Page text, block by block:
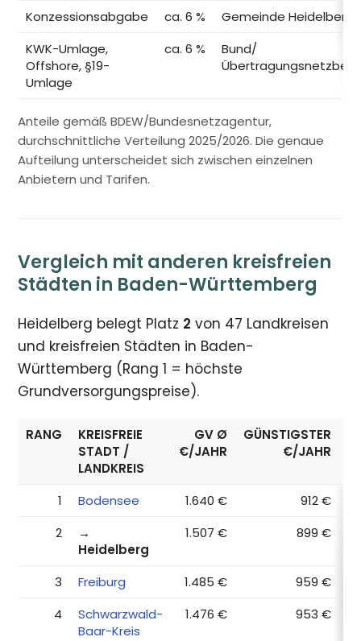
Konzessionsabgabe ca. 6 %
Gemeinde Heidelberg
KWK-Umlage,
Offshore, §19-
Umlage
ca. 6 %
Bund/
Anteile gemäß BDEW/Bundesnetzagentur,
durchschnittliche Verteilung 2025/2026. Die genaue
Aufteilung unterscheidet sich zwischen einzelnen
Anbietern und Tarifen.
Vergleich mit anderen kreisfreien
Städten in Baden-Württemberg
Heidelberg belegt Platz 2 von 47 Landkreisen
und kreisfreien Städten in Baden-
Württemberg (Rang 1 = höchste
Grundversorgungspreise).
RANG
KREISFREIE
STADT /
LANDKREIS
GV Ø
€/JAHR
GÜNSTIGSTER
€/JAHR
1 Bodensee 1.640 €
912 €
2
→
Heidelberg
1.507 € 899 €
3 Freiburg 1.485 €
959 €
4
Schwarzwald-
Baar-Kreis
1.476 € 953 €